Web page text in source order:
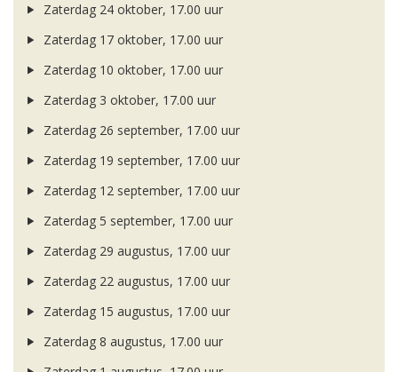
Zaterdag 24 oktober, 17.00 uur
Zaterdag 17 oktober, 17.00 uur
Zaterdag 10 oktober, 17.00 uur
Zaterdag 3 oktober, 17.00 uur
Zaterdag 26 september, 17.00 uur
Zaterdag 19 september, 17.00 uur
Zaterdag 12 september, 17.00 uur
Zaterdag 5 september, 17.00 uur
Zaterdag 29 augustus, 17.00 uur
Zaterdag 22 augustus, 17.00 uur
Zaterdag 15 augustus, 17.00 uur
Zaterdag 8 augustus, 17.00 uur